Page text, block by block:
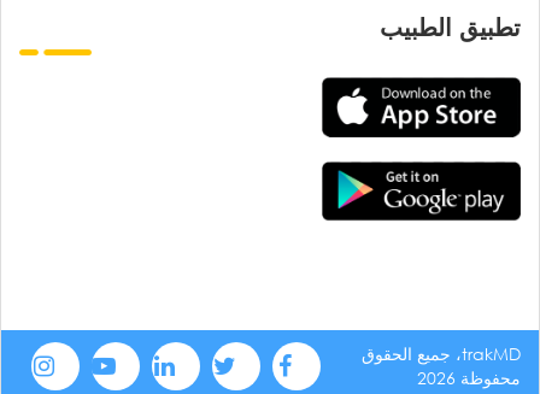
تطبيق الطبيب
trakMD، جميع الحقوق
محفوظة 2026